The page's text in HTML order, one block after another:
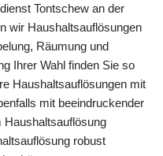
Tontschew an der
wir Haushaltsauflösungen
Räumung und
Ihrer Wahl finden Sie so
Haushaltsauflösungen mit
mit beeindruckender
robust